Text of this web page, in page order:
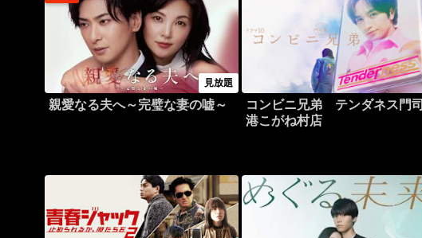
見放題
親愛なる夫へ～完璧な妻の嘘～
コンビニ兄弟 テンダネス門司
港こがね村店